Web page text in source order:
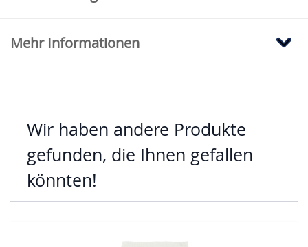
Mehr Informationen
Wir haben andere Produkte
gefunden, die Ihnen gefallen
könnten!